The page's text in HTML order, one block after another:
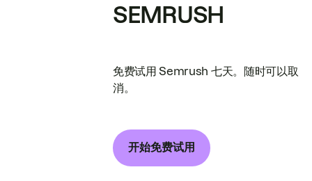
SEMRUSH
免费试用 Semrush 七天。随时可以取
消。
开始免费试用